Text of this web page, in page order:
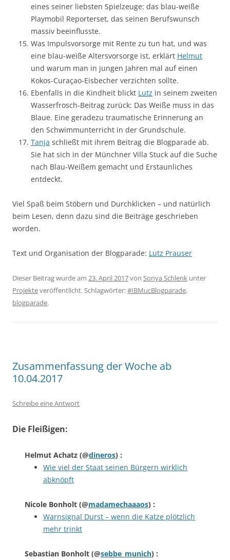
eines seiner liebsten Spielzeuge: das blau-weiße
Playmobil Reporterset, das seinen Berufswunsch
massiv beeinflusste.
Was Impulsvorsorge mit Rente zu tun hat, und was
eine blau-weiße Altersvorsorge ist, erklärt Helmut
und warum man in jungen Jahren mal auf einen
Kokos-Curaçao-Eisbecher verzichten sollte.
Ebenfalls in die Kindheit blickt Lutz in seinem zweiten
Wasserfrosch-Beitrag zurück: Das Weiße muss in das
Blaue. Eine geradezu traumatische Erinnerung an
den Schwimmunterricht in der Grundschule.
Tanja schließt mit ihrem Beitrag die Blogparade ab.
Sie hat sich in der Münchner Villa Stuck auf die Suche
nach Blau-Weißem gemacht und Erstaunliches
entdeckt.
Viel Spaß beim Stöbern und Durchklicken – und natürlich
beim Lesen, denn dazu sind die Beiträge geschrieben
worden.
Text und Organisation der Blogparade: Lutz Prauser
Dieser Beitrag wurde am 23. April 2017von Sonya Schlenk unter
Projekteveröffentlicht. Schlagwörter:#IBMucBlogparade,
blogparade.
Zusammenfassung der Woche ab
10.04.2017
Schreibe eine Antwort
Die Fleißigen:
Helmut Achatz (@dineros) :
Wie viel der Staat seinen Bürgern wirklich
abknöpft
Nicole Bonholt (@madamechaaaos) :
Warnsignal Durst – wenn die Katze plötzlich
mehr trinkt
Sebastian Bonholt (@sebbe_munich) :